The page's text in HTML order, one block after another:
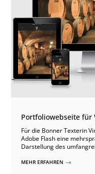
Portfoliowebseite für
Für die Bonner Texterin
Adobe Flash eine
Darstellung des
MEHR ERFAHREN $